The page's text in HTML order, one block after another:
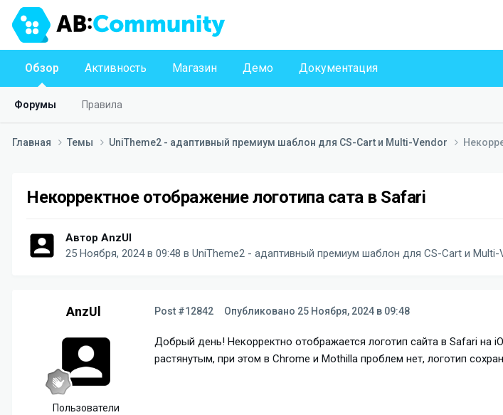
Обзор
Форумы Правила
Активность Магазин Демо Документация
Главная Темы UniTheme2 - адаптивный премиум шаблон для CS-Cart и Multi-Vendor
Некорректное отображение логотипа сата в Safari
Автор AnzUl
25 Ноября, 2024 в 09:48 в UniTheme2 - адаптивный премиум шаблон для CS-Cart и Multi-
AnzUl
Пользователи
Post #12842 Опубликовано 25 Ноября, 2024 в 09:48
Добрый день! Некорректно отображается логотип сайта в Safari на
растянутым, при этом в Chrome и Mothilla проблем нет, логотип